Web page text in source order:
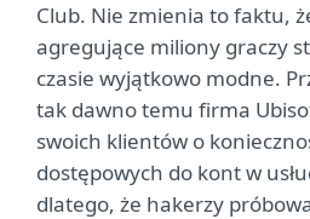
Club. Nie zmienia to faktu,
agregujące miliony graczy
czasie wyjątkowo modne.
tak dawno temu firma
swoich klientów o
dostępowych do kont w
dlatego, że hakerzy